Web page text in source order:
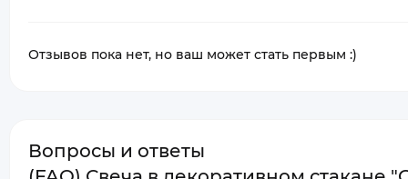
Отзывов пока нет, но ваш может стать первым :)
Вопросы и ответы